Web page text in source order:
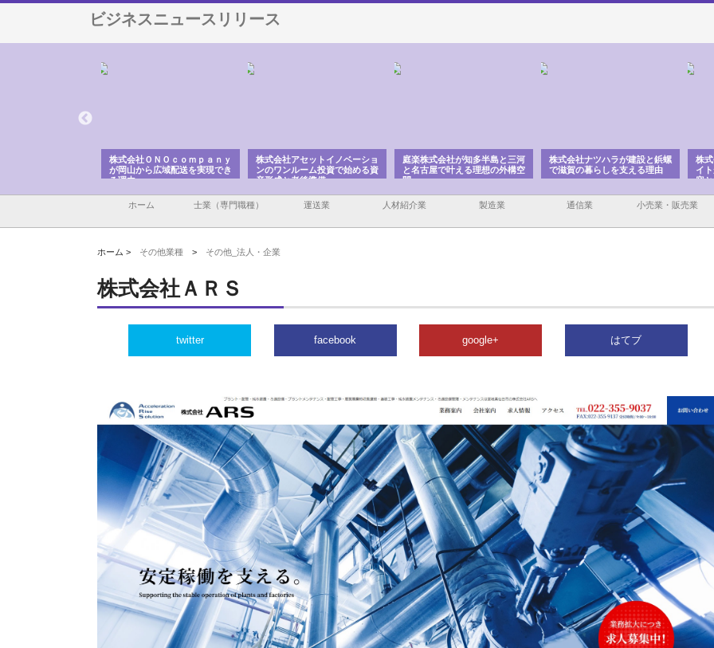
ビジネスニュースリリース
株式会社ＯＮＯｃｏｍｐａｎｙ
が岡山から広域配送を実現でき
る理由
株式会社アセットイノベーショ
ンのワンルーム投資で始める資
産形成と老後準備
庭楽株式会社が知多半島と三河
と名古屋で叶える理想の外構空
間
株式会社ナツハラが建設と鋲螺
で滋賀の暮らしを支える理由
株
イ
容
ホーム 士業（専門職種） 運送業 人材紹介業 製造業 通信業 小売業・販売業
ホーム > その他業種 > その他_法人・企業
株式会社ＡＲＳ
twitter facebook google+ はてブ